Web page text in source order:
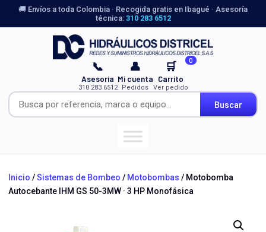
🚚 Envíos a toda Colombia · Recogida gratis en Ibagué · Asesoría
técnica: 310 283 6512
Buscar
📞
Asesoría
310 283 6512
👤
Mi cuenta
Pedidos
🛒 0
Carrito
Ver pedido
Inicio /Sistemas de Bombeo / Motobombas / Motobomba
Autocebante IHM GS 50-3MW · 3 HP Monofásica